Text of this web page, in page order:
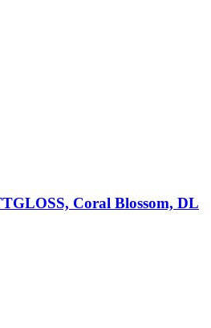
Coral Blossom, DL